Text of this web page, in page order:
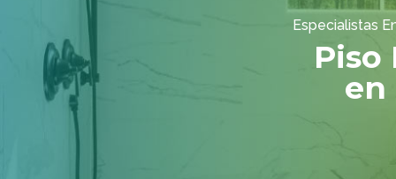
Especialistas
Piso
en